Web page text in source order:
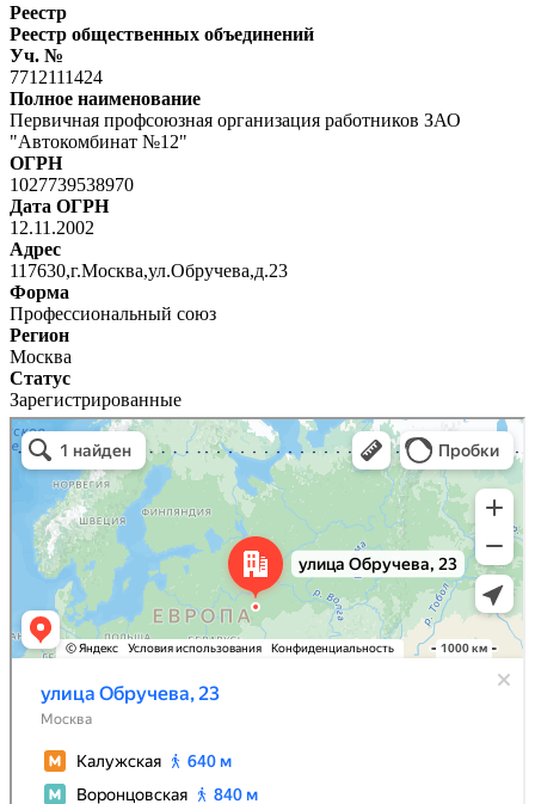
Реестр
Реестр общественных объединений
Уч. №
7712111424
Полное наименование
Первичная профсоюзная организация работников ЗАО
"Автокомбинат №12"
ОГРН
1027739538970
Дата ОГРН
12.11.2002
Адрес
117630,г.Москва,ул.Обручева,д.23
Форма
Профессиональный союз
Регион
Москва
Статус
Зарегистрированные